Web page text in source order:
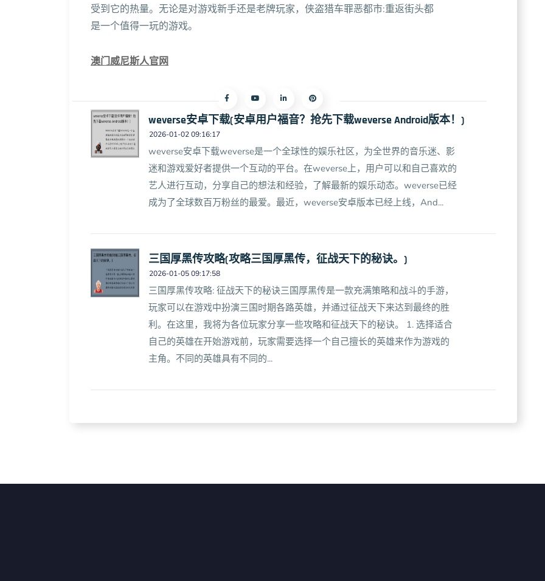
受到它的热量。无论是对游戏新手还是老牌玩家，侠盗猎车罪恶都市:重返街头都
是一个值得一玩的游戏。
澳门威尼斯人官网
weverse安卓下载(安卓用户福音？抢先下载weverse Android版本！)
2026-01-02 09:16:17
weverse安卓下载weverse是一个全球性的娱乐社区，为全世界的音乐迷、影
迷和游戏爱好者提供一个互动的平台。在weverse上，用户可以和自己喜欢的
艺人进行互动，分享自己的想法和经验，了解最新的娱乐动态。weverse已经
成为了全球数百万粉丝的最爱。最近，weverse安卓版本已经上线，And...
三国厚黑传攻略(攻略三国厚黑传，征战天下的秘诀。)
2026-01-05 09:17:58
三国厚黑传攻略: 征战天下的秘诀三国厚黑传是一款充满策略和战斗的手游，
玩家可以在游戏中扮演三国时期各路英雄，并通过征战天下来达到最终的胜
利。在这里，我将为各位玩家分享一些攻略和征战天下的秘诀。 1. 选择适合
自己的英雄在开始游戏前，玩家需要选择一个自己擅长的英雄来作为游戏的
主角。不同的英雄具有不同的...